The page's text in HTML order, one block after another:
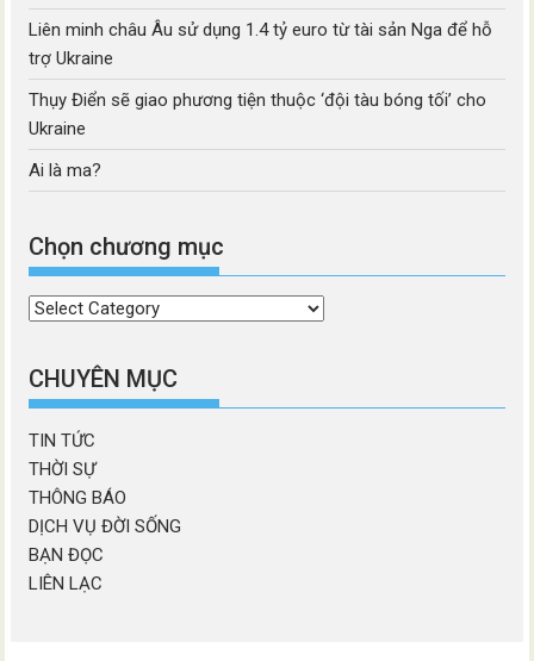
Liên minh châu Âu sử dụng 1.4 tỷ euro từ tài sản Nga để hỗ
trợ Ukraine
Thụy Điển sẽ giao phương tiện thuộc ‘đội tàu bóng tối’ cho
Ukraine
Ai là ma?
Chọn chương mục
Chọn
mục
CHUYÊN MỤC
TIN TỨC
THỜI SỰ
THÔNG BÁO
DỊCH VỤ ĐỜI SỐNG
BẠN ĐỌC
LIÊN LẠC